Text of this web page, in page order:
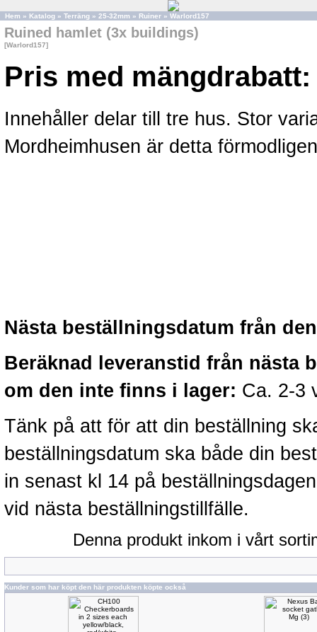
Hem » Katalog » Terräng » 25-32mm » Ruiner » Warlord157
Ruined hamlet (3x buildings)
[Warlord157]
Pris med mängdrabatt:
Innehåller delar till tre hus. Stor
Mordheimhusen är detta
Nästa beställningsdatum från
Beräknad leveranstid från nästa
om den inte finns i lager: Ca. 2-3
Tänk på att för att din beställning
beställningsdatum ska både din
in senast kl 14 på
vid nästa beställningstillfälle.
Denna produkt inkom i vårt
Kunder som har köpt den här produkten köpte också